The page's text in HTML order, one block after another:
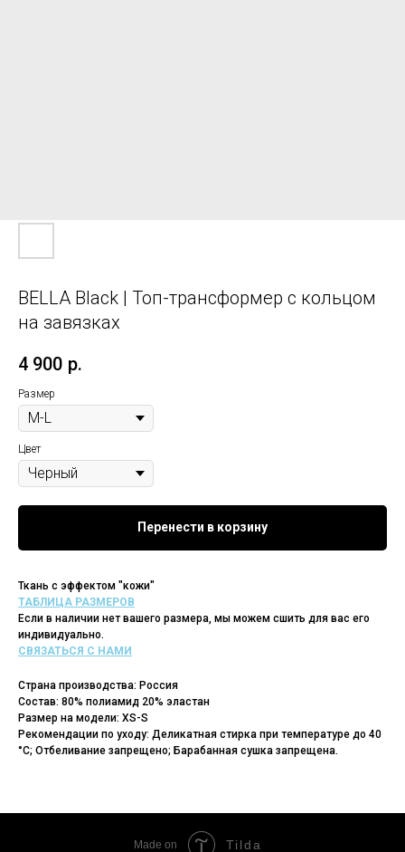
BELLA Black | Топ-трансформер с кольцом
на завязках
4 900 р.
Размер
Цвет
Перенести в корзину
Ткань с эффектом "кожи"
ТАБЛИЦА РАЗМЕРОВ
Если в наличии нет вашего размера, мы можем сшить для вас его
индивидуально.
СВЯЗАТЬСЯ С НАМИ
Страна производства: Россия
Состав: 80% полиамид 20% эластан
Размер на модели: XS-S
Рекомендации по уходу: Деликатная стирка при температуре до 40
°C; Отбеливание запрещено; Барабанная сушка запрещена.
Made on Tilda